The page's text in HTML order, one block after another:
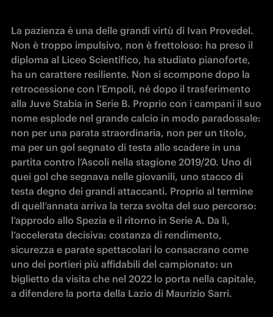
La pazienza è una delle grandi virtù di Ivan Provedel.
Non è troppo impulsivo, non è frettoloso: ha preso il
diploma al Liceo Scientifico, ha studiato pianoforte,
ha un carattere resiliente. Non si scompone dopo la
retrocessione con l’Empoli, né dopo il trasferimento
alla Juve Stabia in Serie B. Proprio con i campani il suo
nome esplode nel grande calcio in modo paradossale:
non per una parata straordinaria, non per un titolo,
ma per un gol segnato di testa allo scadere in una
partita contro l’Ascoli nella stagione 2019/20. Uno di
quei gol che segnava nelle giovanili, uno stacco di
testa degno dei grandi attaccanti. Proprio al termine
di quell’annata arriva la terza svolta del suo percorso:
l’approdo allo Spezia e il ritorno in Serie A. Da lì,
l’accelerata decisiva: costanza di rendimento,
sicurezza e parate spettacolari lo consacrano come
uno dei portieri più affidabili del campionato: un
biglietto da visita che nel 2022 lo porta nella capitale,
a difendere la porta della Lazio di Maurizio Sarri.